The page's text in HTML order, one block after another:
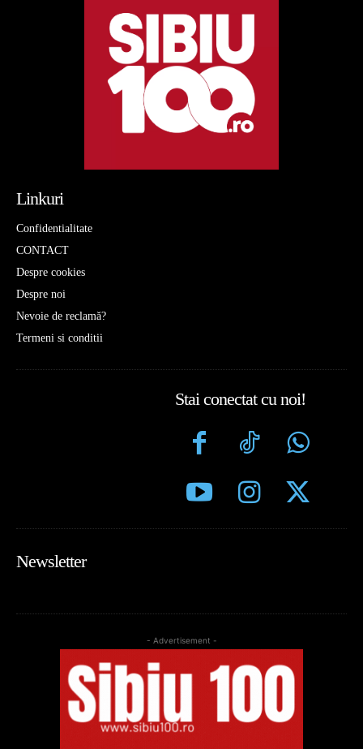
Linkuri
Confidentialitate
CONTACT
Despre cookies
Despre noi
Nevoie de reclamă?
Termeni si conditii
Stai conectat cu noi!
Newsletter
- Advertisement -